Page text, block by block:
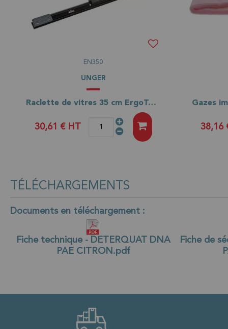
EN350
UNGER
Raclette de vitres 35 cm ErgoTec Ninja
30,61 € HT 38,16
TÉLÉCHARGEMENTS
Documents en téléchargement :
Fiche technique - DETERQUAT DNA
PAE CITRON.pdf
Fiche de